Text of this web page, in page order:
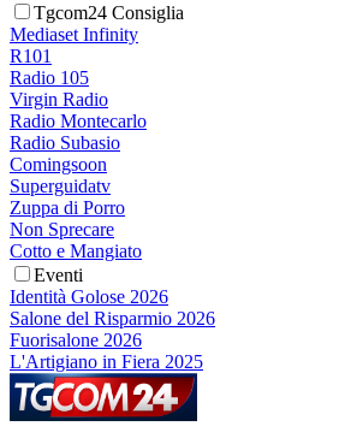
Tgcom24 Consiglia
Mediaset Infinity
R101
Radio 105
Virgin Radio
Radio Montecarlo
Radio Subasio
Comingsoon
Superguidatv
Zuppa di Porro
Non Sprecare
Cotto e Mangiato
Eventi
Identità Golose 2026
Salone del Risparmio 2026
Fuorisalone 2026
L'Artigiano in Fiera 2025